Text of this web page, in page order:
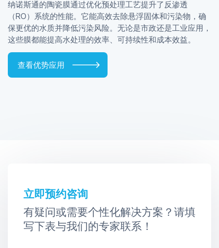
纳诺斯通的陶瓷膜通过优化预处理工艺提升了反渗透
（RO）系统的性能。它能高效去除悬浮固体和污染物，确
保更优的水质并降低污染风险。无论是市政还是工业应用，
这些膜都能提高水处理的效率、可持续性和成本效益。
查看优势应用
立即预约咨询
有疑问或需要个性化解决方案？请填
写下表与我们的专家联系！